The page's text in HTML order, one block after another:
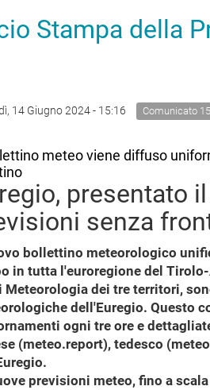
Stampa della
14 Giugno 2024 - 15:16 Comunicato
meteo viene diffuso
presentato
senza
bollettino meteorologico
in tutta l'euroregione del
Meteorologia dei tre territori,
dell'Euregio. Questo
ogni tre ore e
(meteo.report), tedesco
previsioni meteo, fino a